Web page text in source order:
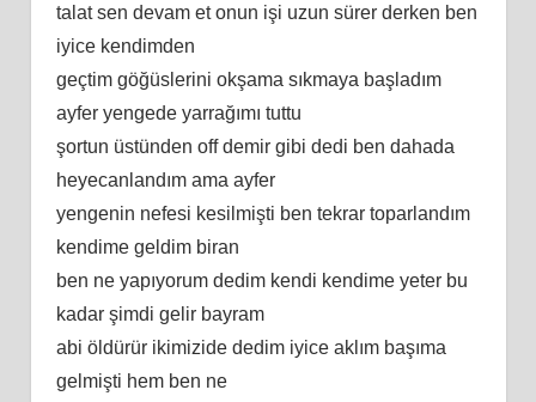
talat sen devam et onun işi uzun sürer derken ben
iyice kendimden
geçtim göğüslerini okşama sıkmaya başladım
ayfer yengede yarrağımı tuttu
şortun üstünden off demir gibi dedi ben dahada
heyecanlandım ama ayfer
yengenin nefesi kesilmişti ben tekrar toparlandım
kendime geldim biran
ben ne yapıyorum dedim kendi kendime yeter bu
kadar şimdi gelir bayram
abi öldürür ikimizide dedim iyice aklım başıma
gelmişti hem ben ne